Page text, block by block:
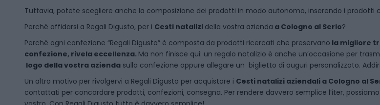
Tuttavia, potete scegliere anche la composizione dei prodotti in modo autonomo, inserendo i prodotti
Perché affidarsi a Regali Digusto, per i Cesti natalizi della vostra azienda a Cologno al Serio?
Perché ogni confezione “Regali Digusto” è composta da prodotti ricercati che preservano la migliore
confezione, rivela eccellenza. Ma non finisce qui: un regalo natalizio è anche un’occasione per
logo della vostra azienda sulla confezione oppure allegare un biglietto di auguri personalizzato.
Un altro motivo per rivolgervi a Regali Digusto per acquistare i Cesti natalizi aziendali a Cologno al
contattati per concordare prodotti, confezioni, consegna. Per rendere davvero semplice l’iter,